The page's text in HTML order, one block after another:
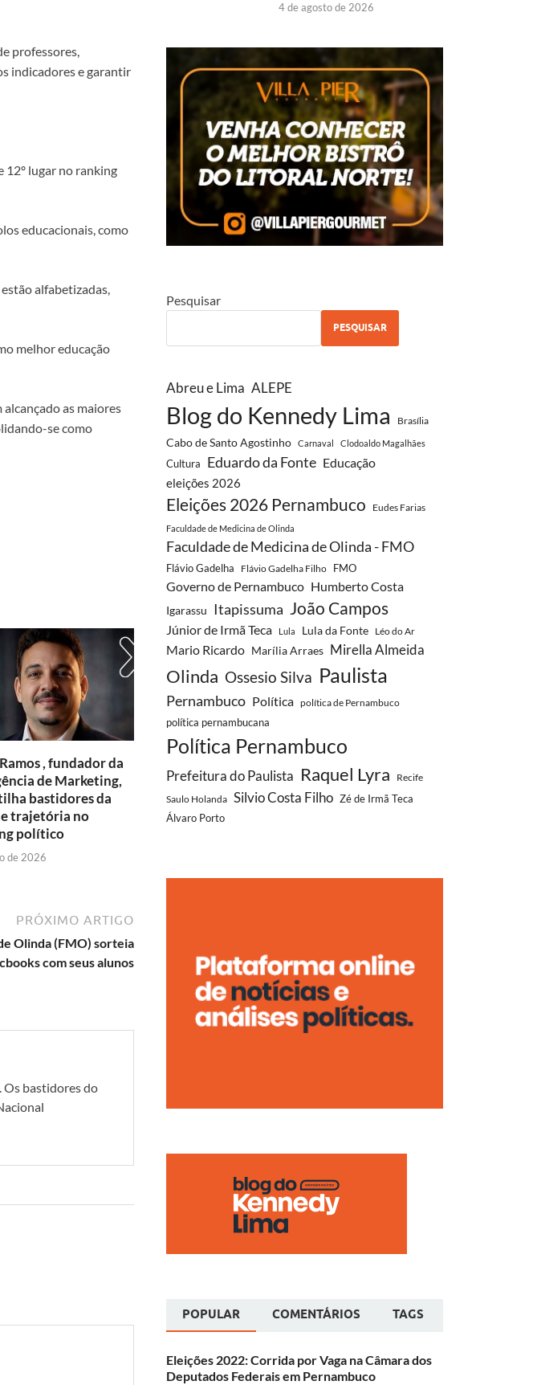
professores,
indicadores e garantir
12º lugar no ranking
educacionais, como
alfabetizadas,
melhor educação
alcançado as maiores
se como
, fundador da
de Marketing,
bastidores da
trajetória no
político
de 2026
PRÓXIMO ARTIGO
Olinda (FMO) sorteia
com seus alunos
Os bastidores do
4 de agosto de 2026
Pesquisar
PESQUISAR
Abreu e Lima ALEPE
Blog do Kennedy Lima Brasília
Cabo de Santo Agostinho Carnaval Clodoaldo Magalhães
Cultura Eduardo da Fonte Educação
eleições 2026
Eleições 2026 Pernambuco Eudes Farias
Faculdade de Medicina de Olinda
Faculdade de Medicina de Olinda - FMO
Flávio Gadelha Flávio Gadelha Filho FMO
Governo de Pernambuco Humberto Costa
Igarassu Itapissuma João Campos
Júnior de Irmã Teca Lula Lula da Fonte Léo do Ar
Mario Ricardo Marília Arraes Mirella Almeida
Olinda Ossesio Silva Paulista
Pernambuco Política política de Pernambuco
política pernambucana
Política Pernambuco
Prefeitura do Paulista Raquel Lyra
Recife
Saulo Holanda Silvio Costa Filho Zé de Irmã Teca
Álvaro Porto
POPULAR COMENTÁRIOS TAGS
Eleições 2022: Corrida por Vaga na Câmara dos
Deputados Federais em Pernambuco